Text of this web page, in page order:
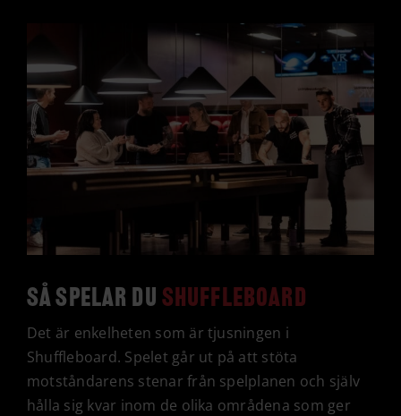
Så spelar du shuffleboard
Det är enkelheten som är tjusningen i
Shuffleboard. Spelet går ut på att stöta
motståndarens stenar från spelplanen och själv
hålla sig kvar inom de olika områdena som ger